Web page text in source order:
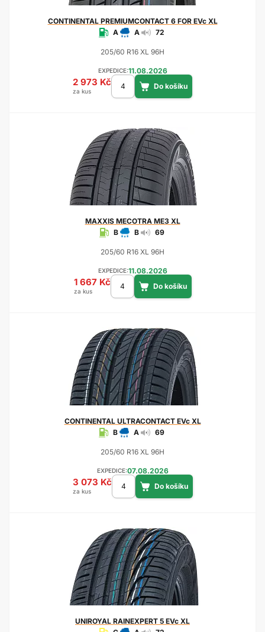
CONTINENTALPREMIUMCONTACT 6 FOR EVc XL
A
A 72
205/60 R16 XL 96H
EXPEDICE:11.08.2026
2 973 Kč
za kus
MAXXISMECOTRA ME3 XL
B
B 69
205/60 R16 XL 96H
EXPEDICE:11.08.2026
1 667 Kč
za kus
CONTINENTALULTRACONTACT EVc XL
B
A 69
205/60 R16 XL 96H
EXPEDICE:07.08.2026
3 073 Kč
za kus
UNIROYAL RAINEXPERT 5 EVc XL